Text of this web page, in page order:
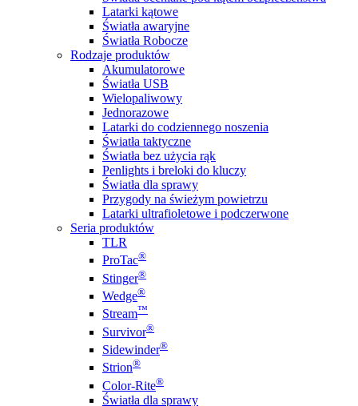
Latarki kątowe
Światła awaryjne
Światła Robocze
Rodzaje produktów
Akumulatorowe
Światła USB
Wielopaliwowy
Jednorazowe
Latarki do codziennego noszenia
Światła taktyczne
Światła bez użycia rąk
Penlights i breloki do kluczy
Światła dla sprawy
Przygody na świeżym powietrzu
Latarki ultrafioletowe i podczerwone
Seria produktów
TLR
ProTac®
Stinger®
Wedge®
Stream™
Survivor®
Sidewinder®
Strion®
Color-Rite®
Światła dla sprawy